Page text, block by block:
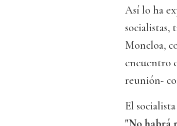
Así lo ha
socialistas,
Moncloa,
encuentro
reunión-
El